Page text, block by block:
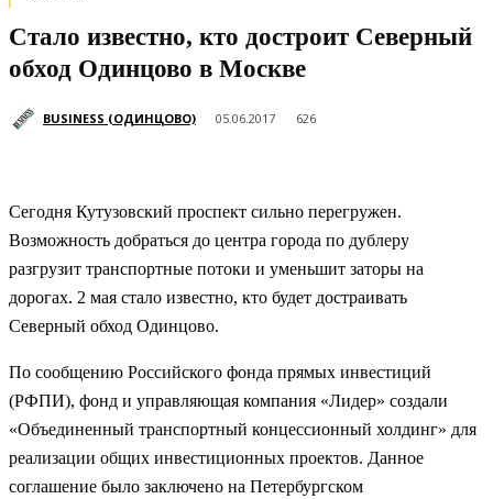
Стало известно, кто достроит Северный
обход Одинцово в Москве
BUSINESS (ОДИНЦОВО) 05.06.2017 626
Сегодня Кутузовский проспект сильно перегружен.
Возможность добраться до центра города по дублеру
разгрузит транспортные потоки и уменьшит заторы на
дорогах. 2 мая стало известно, кто будет достраивать
Северный обход Одинцово.
По сообщению Российского фонда прямых инвестиций
(РФПИ), фонд и управляющая компания «Лидер» создали
«Объединенный транспортный концессионный холдинг» для
реализации общих инвестиционных проектов. Данное
соглашение было заключено на Петербургском